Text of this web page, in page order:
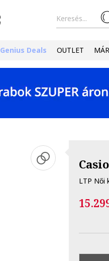
Keresés...
Genius Deals OUTLET
Casio
LTP Női